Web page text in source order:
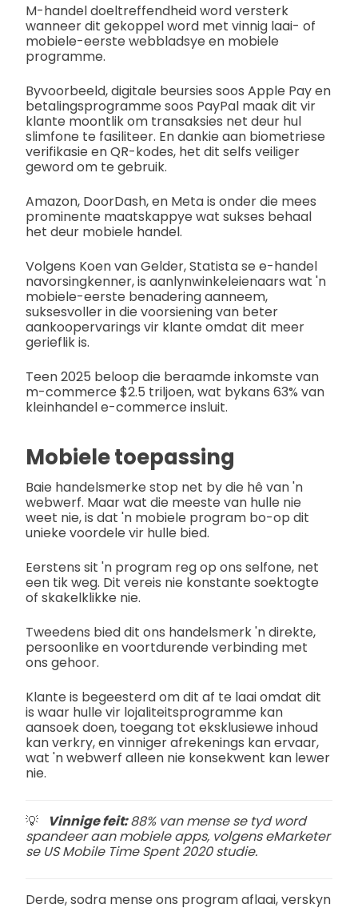
M-handel doeltreffendheid word versterk
wanneer dit gekoppel word met vinnig laai- of
mobiele-eerste webbladsye en mobiele
programme.
Byvoorbeeld, digitale beursies soos Apple Pay en
betalingsprogramme soos PayPal maak dit vir
klante moontlik om transaksies net deur hul
slimfone te fasiliteer. En dankie aan biometriese
verifikasie en QR-kodes, het dit selfs veiliger
geword om te gebruik.
Amazon, DoorDash, en Meta is onder die mees
prominente maatskappye wat sukses behaal
het deur mobiele handel.
Volgens Koen van Gelder, Statista se e-handel
navorsingkenner, is aanlynwinkeleienaars wat 'n
mobiele-eerste benadering aanneem,
suksesvoller in die voorsiening van beter
aankoopervarings vir klante omdat dit meer
gerieflik is.
Teen 2025 beloop die beraamde inkomste van
m-commerce $2.5 triljoen, wat bykans 63% van
kleinhandel e-commerce insluit.
Mobiele toepassing
Baie handelsmerke stop net by die hê van 'n
webwerf. Maar wat die meeste van hulle nie
weet nie, is dat 'n mobiele program bo-op dit
unieke voordele vir hulle bied.
Eerstens sit 'n program reg op ons selfone, net
een tik weg. Dit vereis nie konstante soektogte
of skakelklikke nie.
Tweedens bied dit ons handelsmerk 'n direkte,
persoonlike en voortdurende verbinding met
ons gehoor.
Klante is begeesterd om dit af te laai omdat dit
is waar hulle vir lojaliteitsprogramme kan
aansoek doen, toegang tot eksklusiewe inhoud
kan verkry, en vinniger afrekenings kan ervaar,
wat 'n webwerf alleen nie konsekwent kan lewer
nie.
💡 Vinnige feit:88% van mense se tyd word
spandeer aan mobiele apps, volgens eMarketer
se US Mobile Time Spent 2020 studie.
Derde, sodra mense ons program aflaai, verskyn